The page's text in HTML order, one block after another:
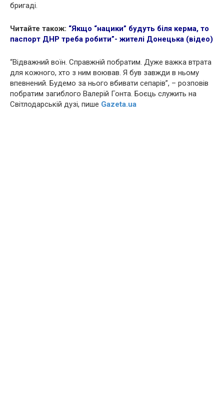
бригаді.
Читайте також: “Якщо “нацики” будуть біля керма, то
паспорт ДНР треба робити”- жителі Донецька (відео)
“Відважний воїн. Справжній побратим. Дуже важка втрата
для кожного, хто з ним воював. Я був завжди в ньому
впевнений. Будемо за нього вбивати сепарів”, – розповів
побратим загиблого Валерій Гонта. Боєць служить на
Світлодарській дузі, пише Gazeta.ua